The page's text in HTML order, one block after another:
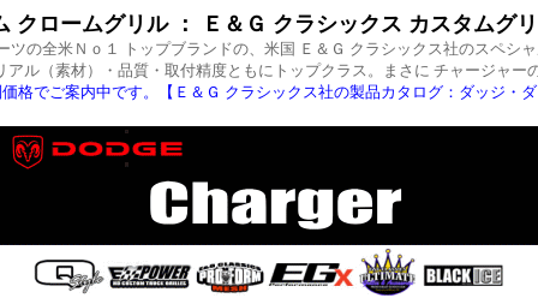
クロームグリル ： Ｅ＆Ｇ クラシックス カスタムグ
全米Ｎｏ１ トップブランドの、米国 Ｅ＆Ｇ クラシックス社のスペシ
ル（素材）・品質・取付精度ともにトップクラス。まさに チャージャー
格でご案内中です。【Ｅ＆Ｇ クラシックス社の製品カタログ：ダッジ・